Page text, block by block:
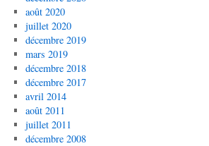
août 2020
juillet 2020
décembre 2019
mars 2019
décembre 2018
décembre 2017
avril 2014
août 2011
juillet 2011
décembre 2008